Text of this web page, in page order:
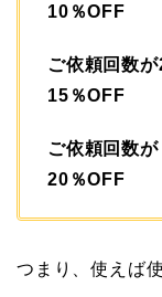
10％OFF
ご依頼回数
15％OFF
ご依頼回数
20％OFF
つまり、使えば